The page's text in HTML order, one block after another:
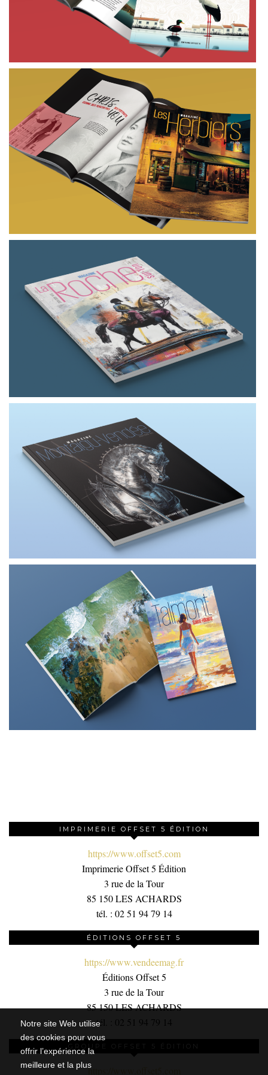
Notre site Web utilise
des cookies pour vous
offrir l’expérience la
meilleure et la plus
IMPRIMERIE OFFSET 5 ÉDITION
https://www.offset5.com
Imprimerie Offset 5 Édition
3 rue de la Tour
85 150 LES ACHARDS
tél. : 02 51 94 79 14
ÉDITIONS OFFSET 5
https://www.vendeemag.fr
Éditions Offset 5
3 rue de la Tour
85 150 LES ACHARDS
tél. : 02 51 94 79 14
GROUPE OFFSET 5 ÉDITION
https://www.offset5.com